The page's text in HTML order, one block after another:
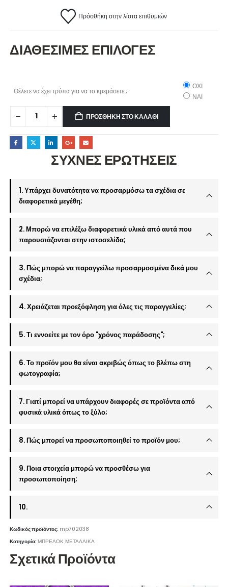
Πρόσθήκη στην λίστα επιθυμιών
ΔΙΑΘΕΣΙΜΕΣ ΕΠΙΛΟΓΕΣ
Θέλετε να έχει τρύπα για να το κρεμάσετε ;
ΟΧΙ
ΝΑΙ
ΠΡΟΣΘΉΚΗ ΣΤΟ ΚΑΛΆΘΙ
ΣΥΧΝΕΣ ΕΡΩΤΗΣΕΙΣ
1. Υπάρχει δυνατότητα να προσαρμόσω τα σχέδια σε
διαφορετικά μεγέθη;
2. Μπορώ να επιλέξω διαφορετικά υλικά από αυτά που
παρουσιάζονται στην ιστοσελίδα;
3. Πώς μπορώ να παραγγείλω προσαρμοσμένα δικά μου
σχέδια;
4. Χρειάζεται προεξόφληση για όλες τις παραγγελίες;
5. Τι εννοείτε με τον όρο "χρόνος παράδοσης";
6. Το προϊόν μου θα είναι ακριβώς όπως το βλέπω στη
φωτογραφία;
7. Γιατί μπορεί να υπάρχουν διαφορές σε προϊόντα από
φυσικά υλικά όπως το ξύλο;
8. Πώς μπορεί να προσωποποιηθεί το προϊόν μου;
9. Ποια στοιχεία μπορώ να προσθέσω για
προσωποποίηση;
10.
Κωδικός προϊόντος: mp702038
Κατηγορία:ΜΠΡΕΛΟΚ ΜΕΤΑΛΛΙΚΑ
Σχετικά Προϊόντα